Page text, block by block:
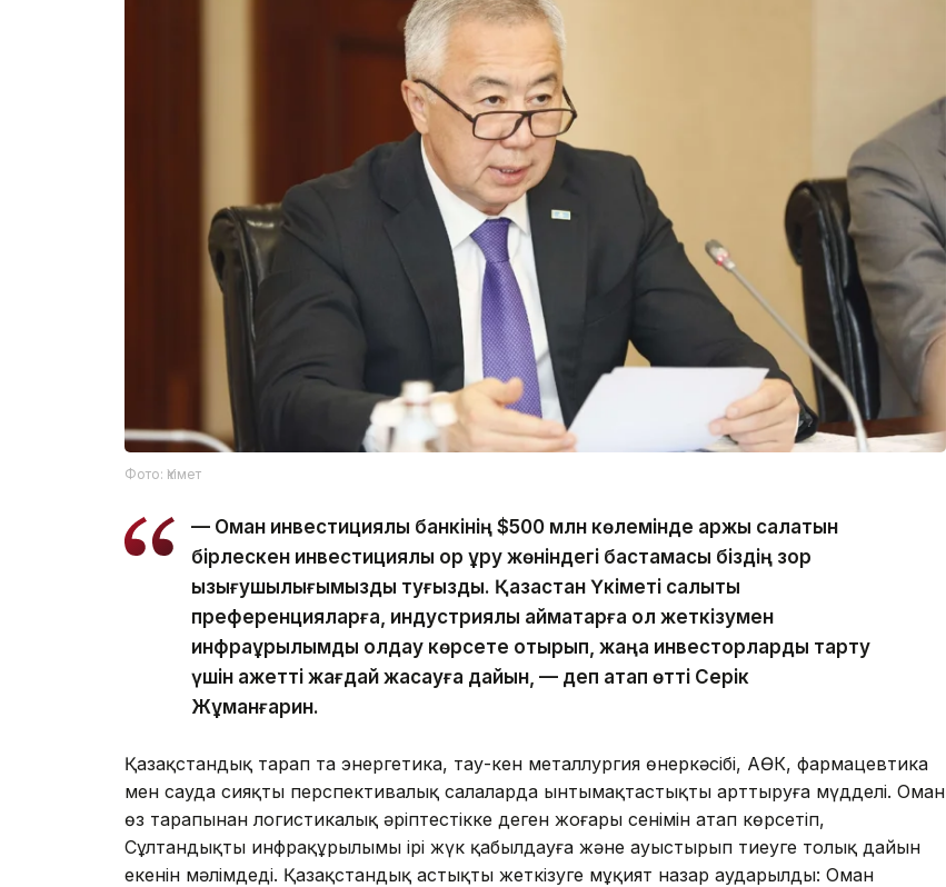
Фото: Үкімет
— Оман инвестициялық банкінің $500 млн көлемінде қаржы салатын
бірлескен инвестициялық қор құру жөніндегі бастамасы біздің зор
қызығушылығымызды туғызды. Қазақстан Үкіметі салықтық
преференцияларға, индустриялық аймақтарға қол жеткізумен
инфрақұрылымдық қолдау көрсете отырып, жаңа инвесторларды тарту
үшін қажетті жағдай жасауға дайын, — деп атап өтті Серік
Жұманғарин.
Қазақстандық тарап та энергетика, тау-кен металлургия өнеркәсібі, АӨК, фармацевтика
мен сауда сияқты перспективалық салаларда ынтымақтастықты арттыруға мүдделі. Оман
өз тарапынан логистикалық әріптестікке деген жоғары сенімін атап көрсетіп,
Сұлтандықтың инфрақұрылымы ірі жүк қабылдауға және ауыстырып тиеуге толық дайын
екенін мәлімдеді. Қазақстандық астықты жеткізуге мұқият назар аударылды: Оман